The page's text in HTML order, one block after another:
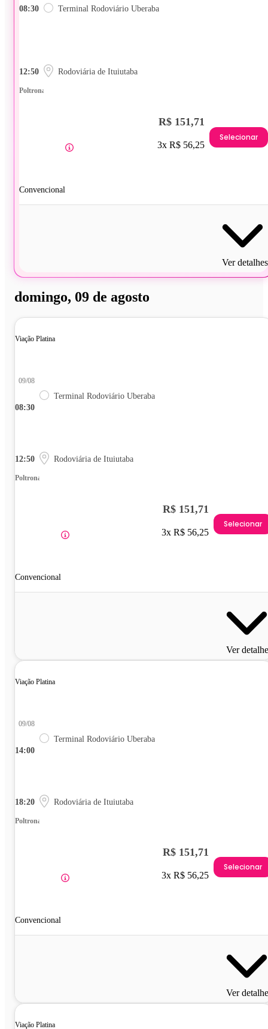
08:30 Terminal Rodoviário Uberaba
12:50 Rodoviária de Ituiutaba
Poltrona
Convencional
R$ 151,71
3x R$ 56,25
Selecionar
Ver detalhes
domingo, 09 de agosto
Viação Platina
08:30
09/08
Terminal Rodoviário Uberaba
12:50 Rodoviária de Ituiutaba
Poltrona
Convencional
R$ 151,71
3x R$ 56,25
Selecionar
Ver
Viação Platina
14:00
09/08
Terminal Rodoviário Uberaba
18:20 Rodoviária de Ituiutaba
Poltrona
Convencional
R$ 151,71
3x R$ 56,25
Selecionar
Ver
Viação Platina